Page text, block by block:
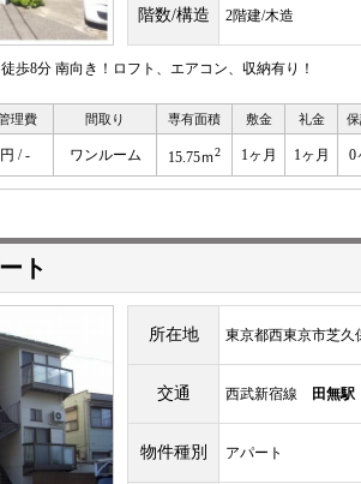
階数/構造 2階建/木造
歩8分 南向き！ロフト、エアコン、収納有り！
理費 間取り 専有面積 敷金 礼金
/ - ワンルーム 15.75ｍ2 1ヶ月 1ヶ月 0
ト
所在地 東京都西東京市芝久
交通 西武新宿線 田無駅
物件種別 アパート